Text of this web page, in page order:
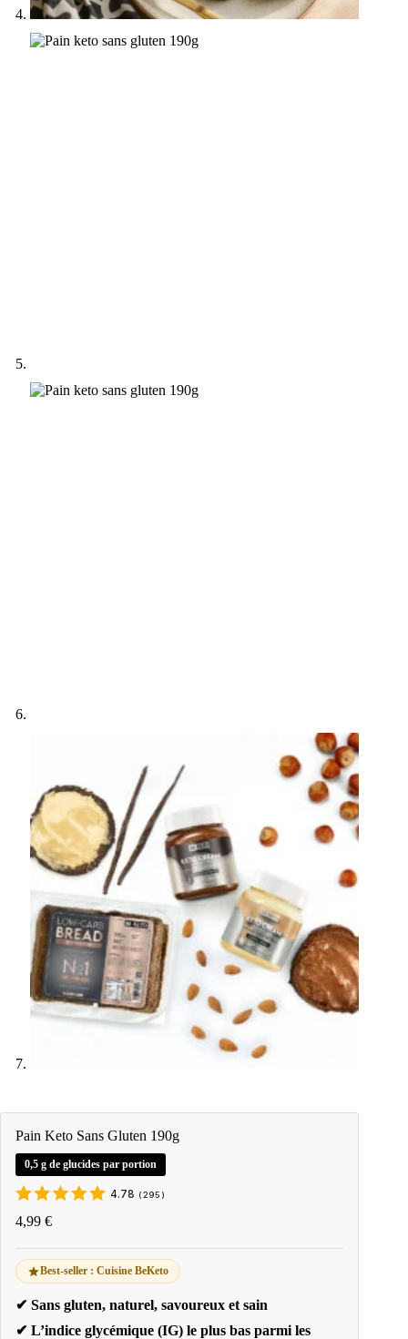
Pain Keto Sans Gluten 190g
0,5 g de glucides par portion
4.78 ( 295 )
4,99 €
Best-seller : Cuisine BeKeto
✔ Sans gluten, naturel, savoureux et sain
✔ L’indice glycémique (IG) le plus bas parmi les